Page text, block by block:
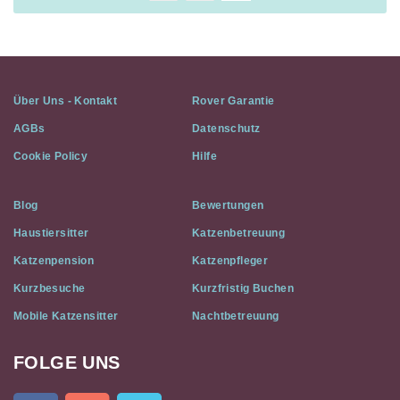
Über Uns - Kontakt Rover Garantie
AGBs Datenschutz
Cookie Policy Hilfe
Blog Bewertungen
Haustiersitter Katzenbetreuung
Katzenpension Katzenpfleger
Kurzbesuche Kurzfristig Buchen
Mobile Katzensitter Nachtbetreuung
Cat
FOLGE UNS